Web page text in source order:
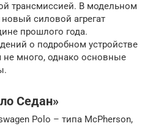
трансмиссией. В модельном
силовой агрегат
прошлого года.
о подробном устройстве
не много, однако основные
Седан»
Polo – типа McPherson,